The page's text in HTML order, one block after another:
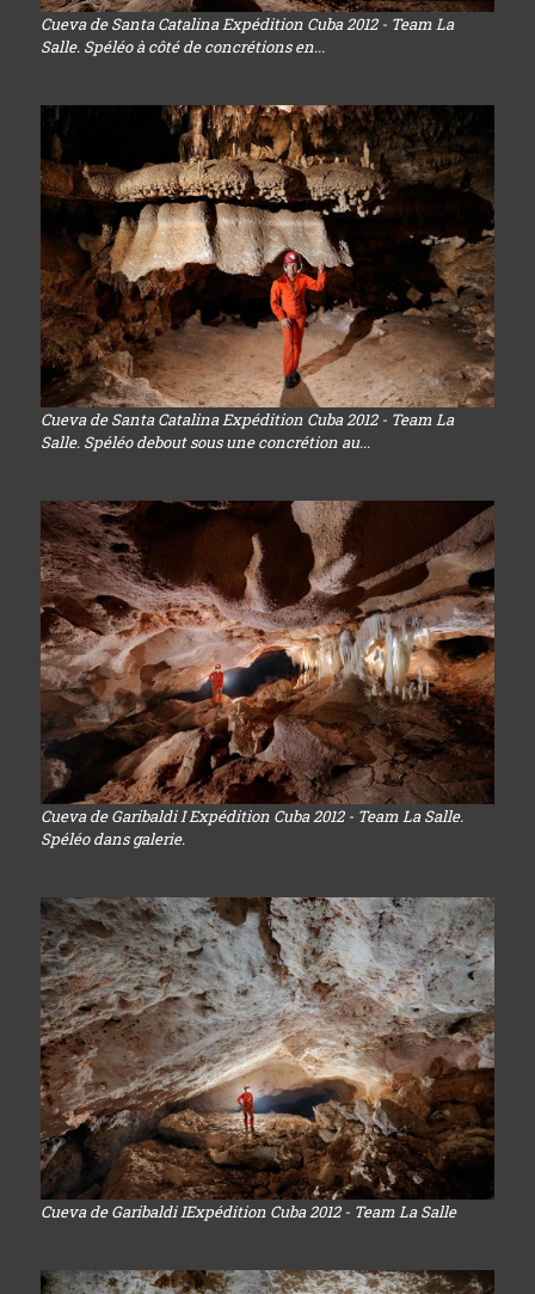
Cueva de Santa Catalina Expédition Cuba 2012 - Team La
Salle. Spéléo à côté de concrétions en...
Cueva de Santa Catalina Expédition Cuba 2012 - Team La
Salle. Spéléo debout sous une concrétion au...
Cueva de Garibaldi I Expédition Cuba 2012 - Team La Salle.
Spéléo dans galerie.
Cueva de Garibaldi IExpédition Cuba 2012 - Team La Salle